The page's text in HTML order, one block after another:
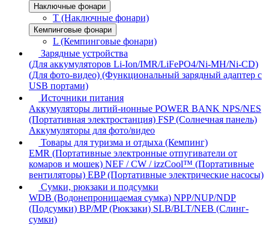
Наключные фонари
T (Наключные фонари)
Кемпинговые фонари
L (Кемпинговые фонари)
Зарядные устройства
(Для аккумуляторов Li-Ion/IMR/LiFePO4/Ni-MH/Ni-CD)
(Для фото-видео) (Функциональный зарядный адаптер с
USB портами)
Источники питания
Аккумуляторы литий-ионные POWER BANK NPS/NES
(Портативная электростанция) FSP (Солнечная панель)
Аккумуляторы для фото/видео
Товары для туризма и отдыха (Кемпинг)
EMR (Портативные электронные отпугиватели от
комаров и мошек) NEF / CW / izzCool™ (Портативные
вентиляторы) EBP (Портативные электрические насосы)
Сумки, рюкзаки и подсумки
WDB (Водонепроницаемая сумка) NPP/NUP/NDP
(Подсумки) BP/MP (Рюкзаки) SLB/BLT/NEB (Слинг-
сумки)